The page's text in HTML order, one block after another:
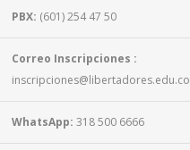
PBX: (601) 254 47 50
Correo Inscripciones :
inscripciones@libertadores.edu.co
WhatsApp: 318 500 6666